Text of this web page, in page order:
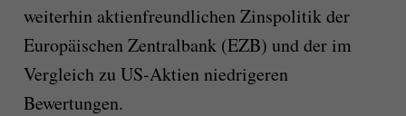
weiterhin aktienfreundlichen Zinspolitik der
Europäischen Zentralbank (EZB) und der im
Vergleich zu US-Aktien niedrigeren
Bewertungen.